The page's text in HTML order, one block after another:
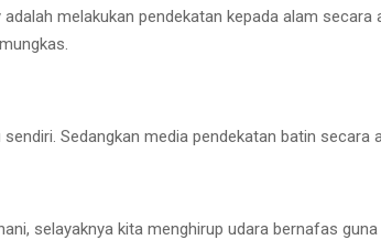
melakukan pendekatan kepada alam
Sedangkan media pendekatan batin secara
selayaknya kita menghirup udara bernafas